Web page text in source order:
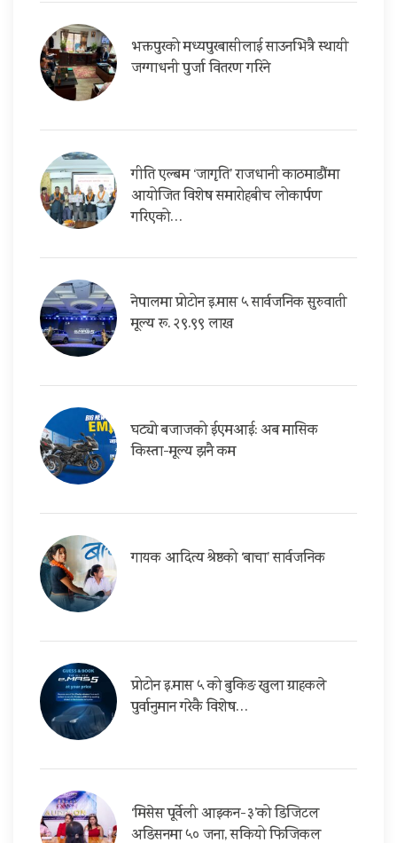
भक्तपुरको मध्यपुरबासीलाई साउनभित्रै स्थायी
जग्गाधनी पुर्जा वितरण गरिने
गीति एल्बम ‘जागृति’ राजधानी काठमाडौंमा
आयोजित विशेष समारोहबीच लोकार्पण
गरिएको…
नेपालमा प्रोटोन इ.मास ५ सार्वजनिक सुरुवाती
मूल्य रू. २९.९९ लाख
घट्यो बजाजको ईएमआई: अब मासिक
किस्ता-मूल्य झनै कम
गायक आदित्य श्रेष्ठको ‘बाचा’ सार्वजनिक
प्रोटोन इ.मास ५ को बुकिङ खुला ग्राहकले
पुर्वानुमान गरेकै विशेष…
‘मिसेस पूर्वेली आइकन-३’को डिजिटल
अडिसनमा ५० जना, सकियो फिजिकल